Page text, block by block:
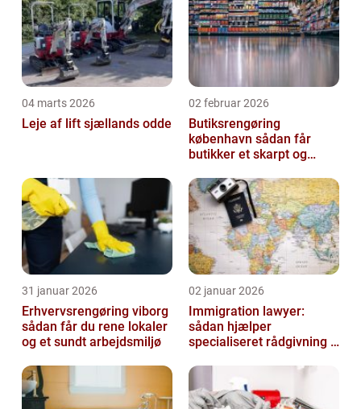
04 marts 2026
Leje af lift sjællands odde
02 februar 2026
Butiksrengøring
københavn sådan får
butikker et skarpt og
31 januar 2026
Erhvervsrengøring viborg
sådan får du rene lokaler
og et sundt arbejdsmiljø
02 januar 2026
Immigration lawyer:
sådan hjælper
specialiseret rådgivning i